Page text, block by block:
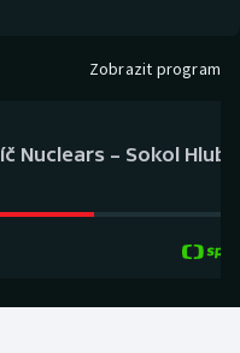
Zobrazit program
Nuclears – Sokol